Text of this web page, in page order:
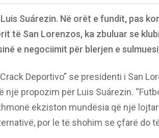
Suárezin. Në orët e fundit, pas
të San Lorenzos, ka zbuluar se
e negociimit për blerjen e
Deportivo” se presidenti i San
një propozim për Luis Suárezin.
ekziston mundësia që një
por le të shohim se çfarë do